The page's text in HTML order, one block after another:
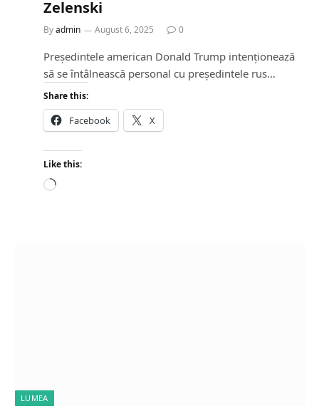
Zelenski
Byadmin August 6, 2025 0
Președintele american Donald Trump intenționează
să se întâlnească personal cu președintele rus…
Share this:
Facebook X
Like this:
L
LUMEA